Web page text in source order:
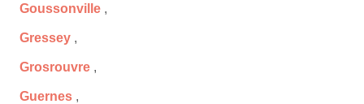
Goussonville ,
Gressey ,
Grosrouvre ,
Guernes ,